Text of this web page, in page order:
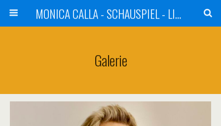
MONICA CALLA - SCHAUSPIEL - LITERATUR - KABARETT
Galerie